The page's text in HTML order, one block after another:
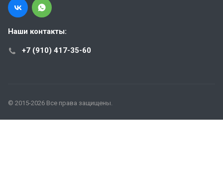
Наши контакты:
+7 (910) 417-35-60
© 2015-2026 Все права защищены.